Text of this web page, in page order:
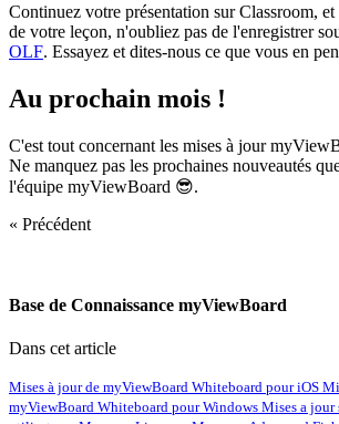
Continuez votre présentation sur Classroom,
de votre leçon, n'oubliez pas de l'enregistrer
OLF. Essayez et dites-nous ce que vous en
Au prochain mois !
C'est tout concernant les mises à jour
Ne manquez pas les prochaines nouveautés
l'équipe myViewBoard 😎.
« Précédent
Base de Connaissance myViewBoard
Dans cet article
Mises à jour de myViewBoard Whiteboard pour iOS
myViewBoard Whiteboard pour Windows Mises a jour